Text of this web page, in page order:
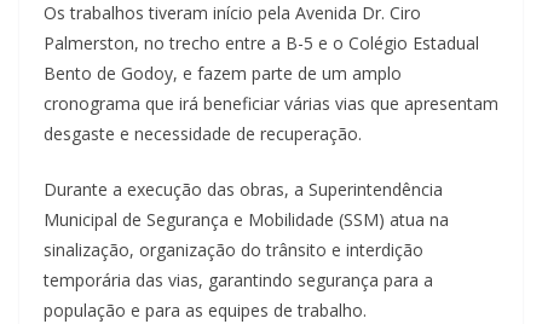
Os trabalhos tiveram início pela Avenida Dr. Ciro
Palmerston, no trecho entre a B-5 e o Colégio Estadual
Bento de Godoy, e fazem parte de um amplo
cronograma que irá beneficiar várias vias que apresentam
desgaste e necessidade de recuperação.
Durante a execução das obras, a Superintendência
Municipal de Segurança e Mobilidade (SSM) atua na
sinalização, organização do trânsito e interdição
temporária das vias, garantindo segurança para a
população e para as equipes de trabalho.